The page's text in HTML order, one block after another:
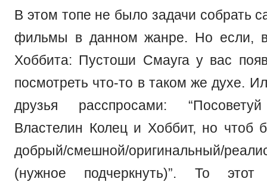
В этом топе не было задачи собрать
фильмы в данном жанре. Но если,
Хоббита: Пустоши Смауга у вас
посмотреть что-то в таком же духе.
друзья расспросами:
Властелин Колец и Хоббит, но чтоб
добрый/смешной/оригинальный/
(нужное подчеркнуть)”. То